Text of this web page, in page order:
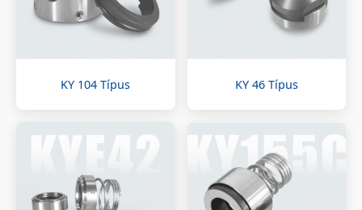
KY 104 Típus KY 46 Típus